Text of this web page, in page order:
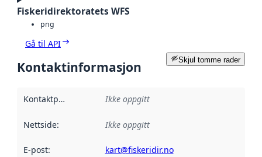
Fiskeridirektoratets WFS
png
Gå til API
Skjul tomme rader
Kontaktinformasjon
Kontaktpunkt Ikke oppgitt
Nettside: Ikke oppgitt
E-post: kart@fiskeridir.no